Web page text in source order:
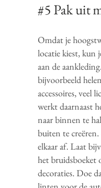
#5 Pak uit
Omdat je
locatie kiest, kun
aan de
bijvoorbeeld
accessoires, veel
werkt daarnaast
naar binnen te
buiten te
elkaar af. Laat
het bruidsboeket
decoraties. Doe